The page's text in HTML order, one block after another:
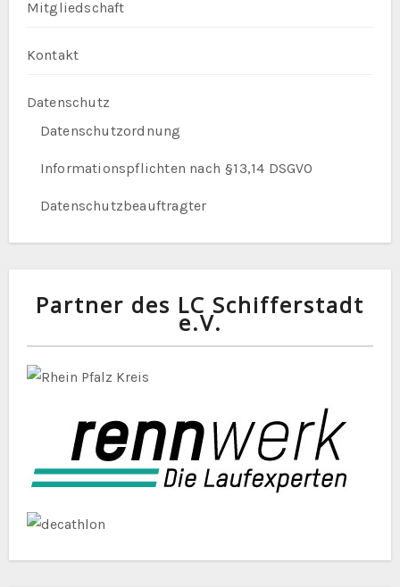
Mitgliedschaft
Kontakt
Datenschutz
Datenschutzordnung
Informationspflichten nach §13,14 DSGVO
Datenschutzbeauftragter
Partner des LC Schifferstadt
e.V.